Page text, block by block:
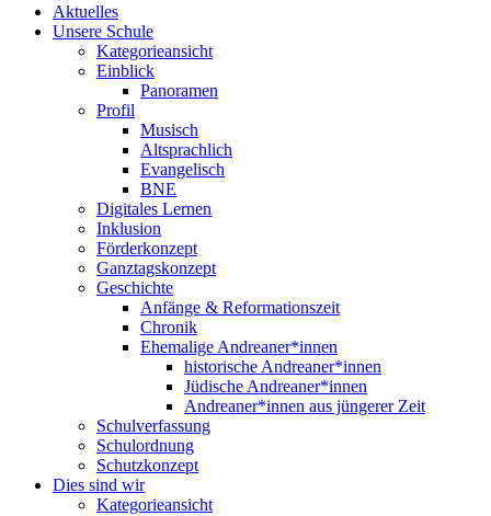
Aktuelles
Unsere Schule
Kategorieansicht
Einblick
Panoramen
Profil
Musisch
Altsprachlich
Evangelisch
BNE
Digitales Lernen
Inklusion
Förderkonzept
Ganztagskonzept
Geschichte
Anfänge & Reformationszeit
Chronik
Ehemalige Andreaner*innen
historische Andreaner*innen
Jüdische Andreaner*innen
Andreaner*innen aus jüngerer Zeit
Schulverfassung
Schulordnung
Schutzkonzept
Dies sind wir
Kategorieansicht